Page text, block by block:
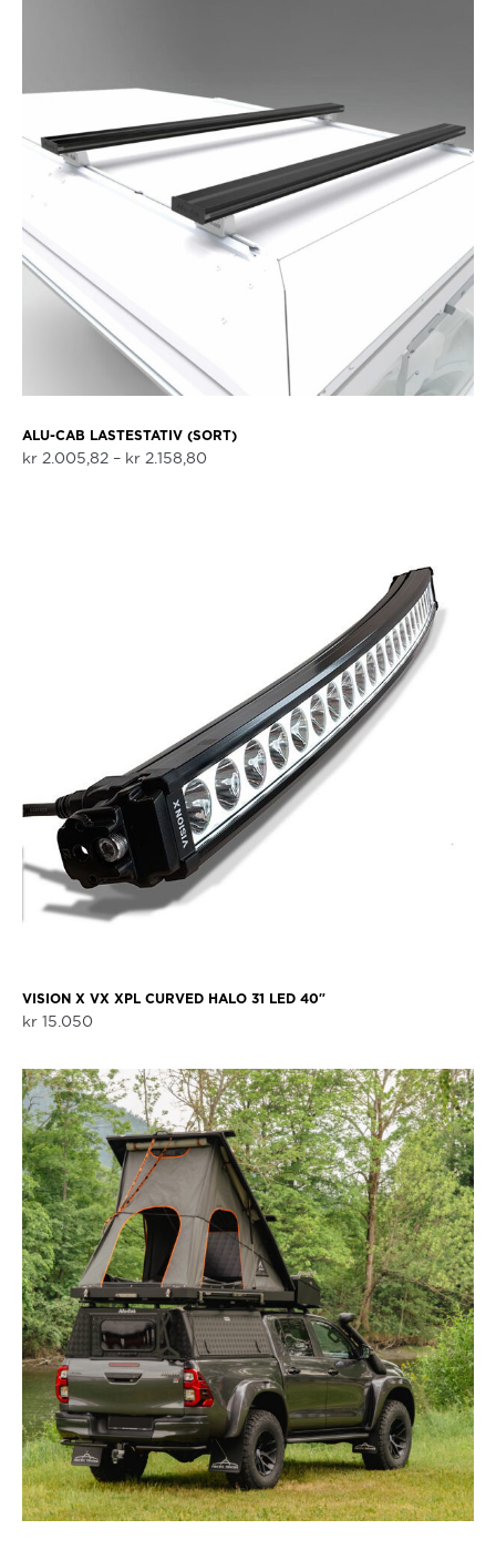
ALU-CAB LASTESTATIV (SORT)
kr2.005,82 – kr2.158,80Prisområde:
VISION X VX XPL CURVED HALO 31 LED 40″
kr15.050